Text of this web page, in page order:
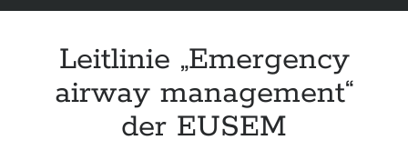
Leitlinie „Emergency
airway management“
der EUSEM